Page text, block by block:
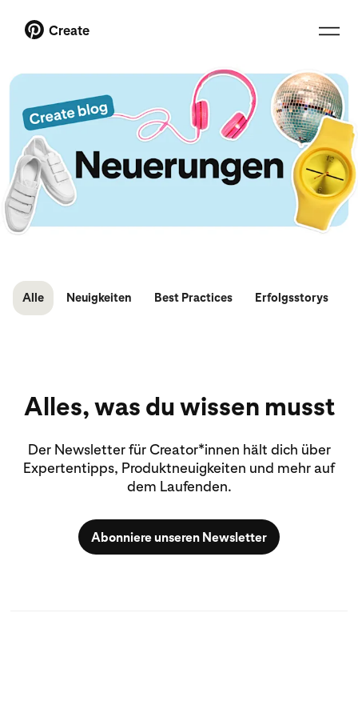
Create
Alle Neuigkeiten Best Practices Erfolgsstorys
Alles, was du wissen musst
Der Newsletter für Creator*innen hält dich über
Expertentipps, Produktneuigkeiten und mehr auf
dem Laufenden.
Abonniere unseren Newsletter